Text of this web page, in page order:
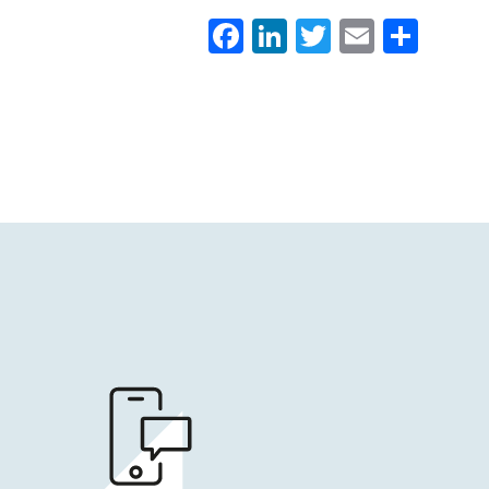
Facebook
LinkedIn
Twitter
Email